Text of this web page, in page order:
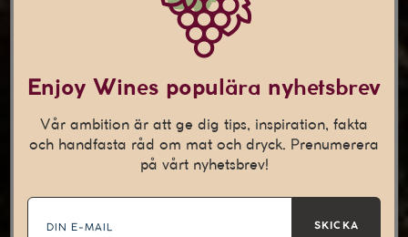
Enjoy Wines populära nyhetsbrev
Vår ambition är att ge dig tips, inspiration, fakta
och handfasta råd om mat och dryck. Prenumerera
på vårt nyhetsbrev!
E-
mail SKICKA
Denna webbplats använder
Den här webbplatsen använder cookies som hjälper oss att
anpassa vårt innehåll och ge dig en bättre
internetupplevelse. Vi använder även denna teknik till att
samla in statistik och för att kunna leverera personliga
annonser på andra webbplatser till dig.Läs mer